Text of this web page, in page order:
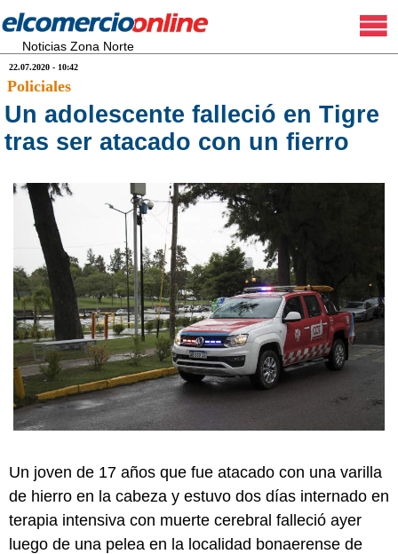
Noticias Zona Norte
22.07.2020 - 10:42
Policiales
Un adolescente falleció en Tigre
tras ser atacado con un fierro
Un joven de 17 años que fue atacado con una varilla
de hierro en la cabeza y estuvo dos días internado en
terapia intensiva con muerte cerebral falleció ayer
luego de una pelea en la localidad bonaerense de